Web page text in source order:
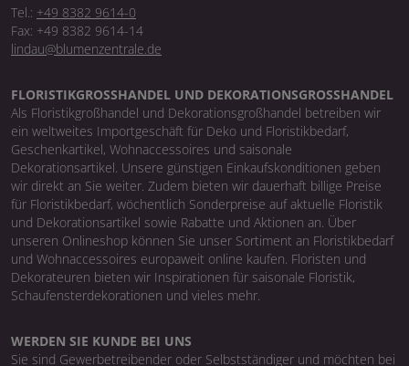
Tel.: +49 8382 9614-0
Fax: +49 8382 9614-14
lindau@blumenzentrale.de
FLORISTIKGROSSHANDEL UND DEKORATIONSGROSSHANDEL
Als Floristikgroßhandel und Dekorationsgroßhandel betreiben wir
ein weltweites Importgeschäft für Deko und Floristikbedarf,
Geschenkartikel, Wohnaccessoires und saisonale
Dekorationsartikel. Unsere günstigen Einkaufskonditionen geben
wir direkt an Sie weiter. Zudem bieten wir dauerhaft billige Preise
für Floristikbedarf, wöchentlich Sonderpreise auf aktuelle Floristik
und Dekorationsartikel sowie Rabatte und Aktionen an. Über
unseren Onlineshop können Sie unser Sortiment an Floristikbedarf
und Wohnaccessoires europaweit online kaufen. Floristen und
Dekorateuren bieten wir Inspirationen für saisonale Floristik,
Schaufensterdekorationen und vieles mehr.
WERDEN SIE KUNDE BEI UNS
Sie sind Gewerbetreibender oder Selbstständiger und möchten bei